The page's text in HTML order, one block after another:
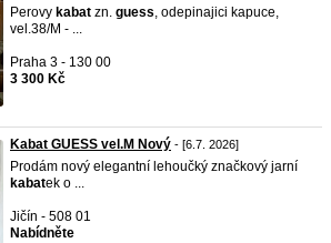
Perovy kabat zn. guess, odepinajici kapuce,
vel.38/M - ...
Praha 3 - 130 00
3 300 Kč
Kabat GUESS vel.M Nový - [6.7. 2026]
Prodám nový elegantní lehoučký značkový jarní
kabatek o ...
Jičín - 508 01
Nabídněte